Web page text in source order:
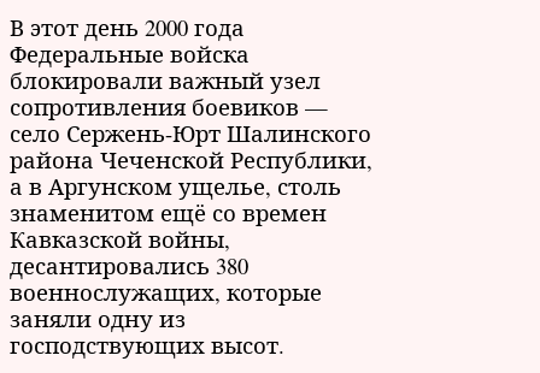
В этот день 2000 года
Федеральные войска
блокировали важный узел
сопротивления боевиков —
село Сержень-Юрт Шалинского
района Чеченской Республики,
а в Аргунском ущелье, столь
знаменитом ещё со времен
Кавказской войны,
десантировались 380
военнослужащих, которые
заняли одну из
господствующих высот.